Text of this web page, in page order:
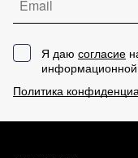
Email
Я даю согласие
Политика